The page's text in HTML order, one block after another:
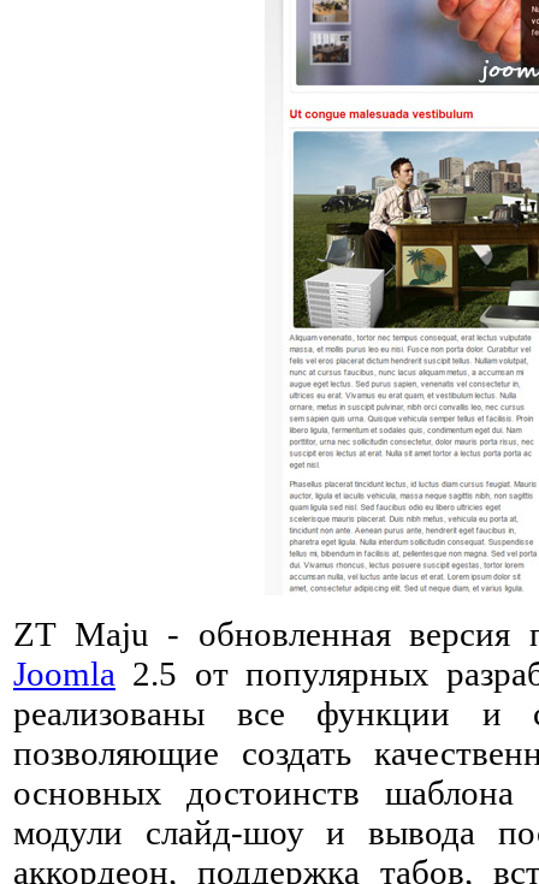
ZT Maju - обновленная версия
Joomla 2.5 от популярных
реализованы все функции и
позволяющие создать
основных достоинств
модули слайд-шоу и вывода
аккордеон, поддержка табов,